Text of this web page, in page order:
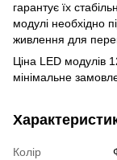
гарантує їх
модулі необхідно
живлення для
Ціна LED модулів
мінімальне
Колір